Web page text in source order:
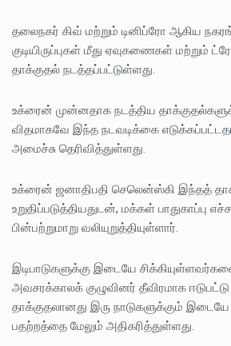
தலைநகர் கிவ் மற்றும் டினிப்ரோ ஆகிய
குடியிருப்புகள் மீது ஏவுகணைகள் மற்றும்
தாக்குதல் நடத்தப்பட்டுள்ளது.
உக்ரைன் முன்னதாக நடத்திய
விதமாகவே இந்த நடவடிக்கை
அமைச்சு தெரிவித்துள்ளது.
உக்ரைன் ஜனாதிபதி செலென்ஸ்கி இந்தத்
உறுதிப்படுத்தியதுடன், மக்கள் பாதுகாப்பு
பின்பற்றுமாறு வலியுறுத்தியுள்ளார்.
இடிபாடுகளுக்கு இடையே
அவசரக்காலக் குழுவினர் தீவிரமாக
தாக்குதலானது இரு நாடுகளுக்கும் இடையே
பதற்றத்தை மேலும் அதிகரித்துள்ளது.